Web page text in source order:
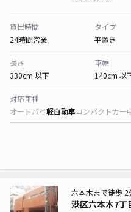
貸出時間
24時間営業
タイプ
平置き
長さ
330cm 以下
車幅
140cm 以
対応車種
オートバイ軽自動車コンパクトカー
港区六本木7丁
六本木まで徒歩 2